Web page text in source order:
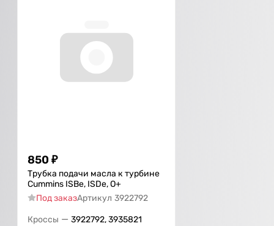
850 ₽
Трубка подачи масла к турбине
Cummins ISBe, ISDe, О+
Под заказАртикул 3922792
Кроссы — 3922792, 3935821